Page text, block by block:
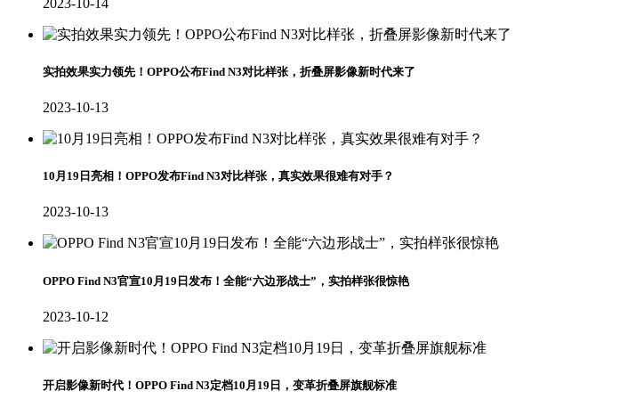
实拍效果实力领先！OPPO公布Find N3对比样张，折叠屏影像新时代来了
2023-10-13
10月19日亮相！OPPO发布Find N3对比样张，真实效果很难有对手？
2023-10-13
OPPO Find N3官宣10月19日发布！全能“六边形战士”，实拍样张很惊艳
2023-10-12
开启影像新时代！OPPO Find N3定档10月19日，变革折叠屏旗舰标准